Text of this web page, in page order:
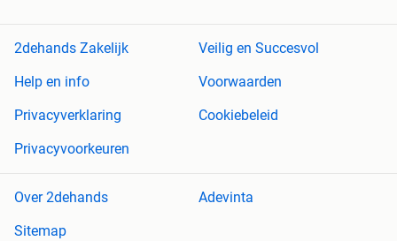
2dehands Zakelijk
Veilig en Succesvol
Help en info
Voorwaarden
Privacyverklaring
Cookiebeleid
Privacyvoorkeuren
Over 2dehands
Adevinta
Sitemap